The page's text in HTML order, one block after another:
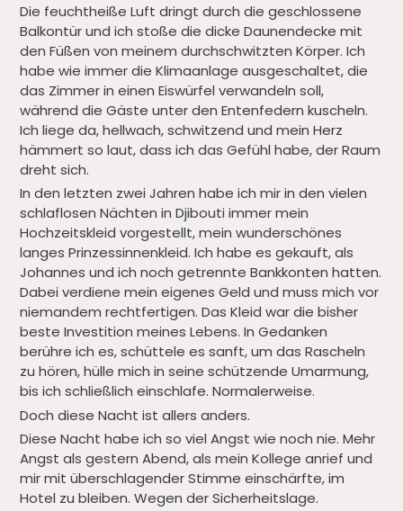
Die feuchtheiße Luft dringt durch die geschlossene
Balkontür und ich stoße die dicke Daunendecke mit
den Füßen von meinem durchschwitzten Körper. Ich
habe wie immer die Klimaanlage ausgeschaltet, die
das Zimmer in einen Eiswürfel verwandeln soll,
während die Gäste unter den Entenfedern kuscheln.
Ich liege da, hellwach, schwitzend und mein Herz
hämmert so laut, dass ich das Gefühl habe, der Raum
dreht sich.
In den letzten zwei Jahren habe ich mir in den vielen
schlaflosen Nächten in Djibouti immer mein
Hochzeitskleid vorgestellt, mein wunderschönes
langes Prinzessinnenkleid. Ich habe es gekauft, als
Johannes und ich noch getrennte Bankkonten hatten.
Dabei verdiene mein eigenes Geld und muss mich vor
niemandem rechtfertigen. Das Kleid war die bisher
beste Investition meines Lebens. In Gedanken
berühre ich es, schüttele es sanft, um das Rascheln
zu hören, hülle mich in seine schützende Umarmung,
bis ich schließlich einschlafe. Normalerweise.
Doch diese Nacht ist allers anders.
Diese Nacht habe ich so viel Angst wie noch nie. Mehr
Angst als gestern Abend, als mein Kollege anrief und
mir mit überschlagender Stimme einschärfte, im
Hotel zu bleiben. Wegen der Sicherheitslage.